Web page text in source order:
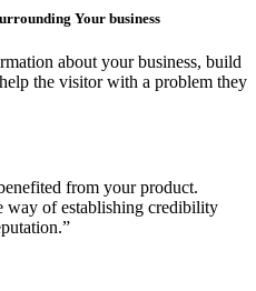
Your business
about your business, build
the visitor with a problem they
from your product.
way of establishing credibility